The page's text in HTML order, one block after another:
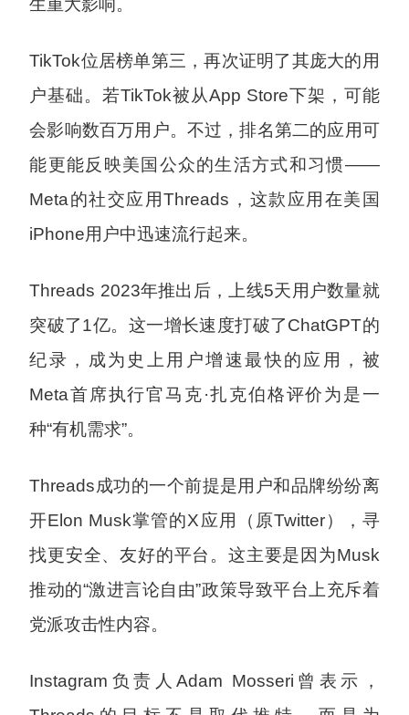
生重大影响。
TikTok位居榜单第三，再次证明了其庞大的用
户基础。若TikTok被从App Store下架，可能
会影响数百万用户。不过，排名第二的应用可
能更能反映美国公众的生活方式和习惯——
Meta的社交应用Threads，这款应用在美国
iPhone用户中迅速流行起来。
Threads 2023年推出后，上线5天用户数量就
突破了1亿。这一增长速度打破了ChatGPT的
纪录，成为史上用户增速最快的应用，被
Meta首席执行官马克·扎克伯格评价为是一
种“有机需求”。
Threads成功的一个前提是用户和品牌纷纷离
开Elon Musk掌管的X应用（原Twitter），寻
找更安全、友好的平台。这主要是因为Musk
推动的“激进言论自由”政策导致平台上充斥着
党派攻击性内容。
Instagram负责人Adam Mosseri曾表示，